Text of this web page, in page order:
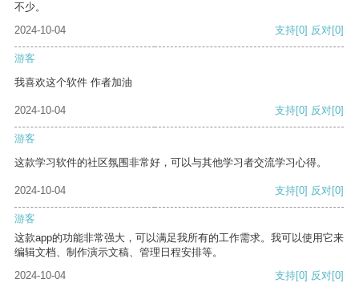
不少。
2024-10-04
支持[0] 反对[0]
游客
我喜欢这个软件 作者加油
2024-10-04 支持[0] 反对[0]
游客
这款学习软件的社区氛围非常好，可以与其他学习者交流学习心得。
2024-10-04 支持[0] 反对[0]
游客
这款app的功能非常强大，可以满足我所有的工作需求。我可以使用它来
编辑文档、制作演示文稿、管理日程安排等。
2024-10-04
支持[0] 反对[0]